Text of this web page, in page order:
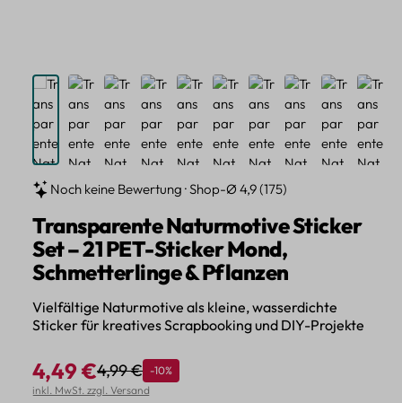
Noch keine Bewertung · Shop-Ø 4,9 (175)
Transparente Naturmotive Sticker
Set – 21 PET-Sticker Mond,
Schmetterlinge & Pflanzen
Vielfältige Naturmotive als kleine, wasserdichte
Sticker für kreatives Scrapbooking und DIY-Projekte
Verkaufspreis:
4,49 €Regulärer Preis:
4,99 € Rabatt
-10%
inkl. MwSt. zzgl. Versand